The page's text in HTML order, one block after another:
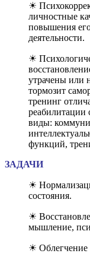
☀
личностные
повышения
деятельности.
☀
утрачены или
тормозит
тренинг
реабилитации
виды:
функций,
ЗАДАЧИ
☀
состояния.
☀
мышление,
☀ Облегчение